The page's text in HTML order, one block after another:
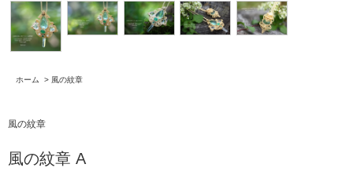
ホーム > 風の紋章
風の紋章
風の紋章 A